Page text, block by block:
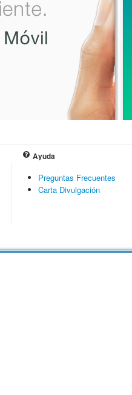
Ayuda
Preguntas Frecuentes
Carta Divulgación